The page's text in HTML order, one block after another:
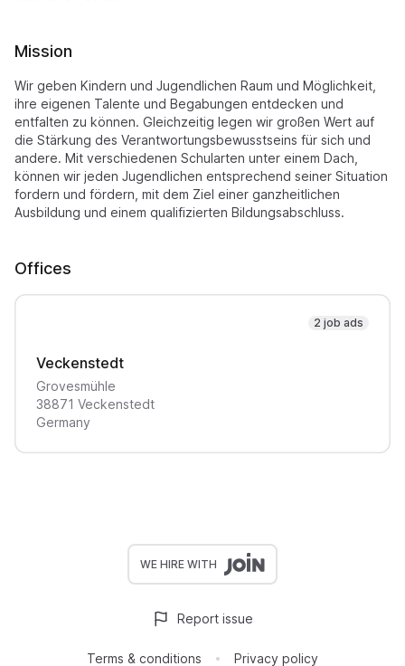
Mission
Wir geben Kindern und Jugendlichen Raum und Möglichkeit,
ihre eigenen Talente und Begabungen entdecken und
entfalten zu können. Gleichzeitig legen wir großen Wert auf
die Stärkung des Verantwortungsbewusstseins für sich und
andere. Mit verschiedenen Schularten unter einem Dach,
können wir jeden Jugendlichen entsprechend seiner Situation
fordern und fördern, mit dem Ziel einer ganzheitlichen
Ausbildung und einem qualifizierten Bildungsabschluss.
Offices
2 job ads
Veckenstedt
Grovesmühle
38871 Veckenstedt
Germany
WE HIRE WITH
Terms & conditions Privacy policy
Report issue